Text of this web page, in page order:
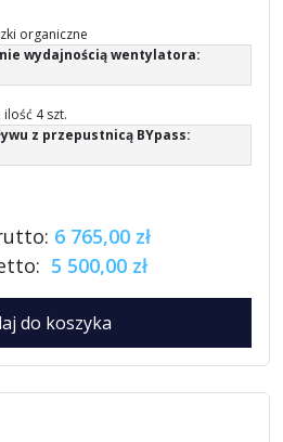
organiczne
wydajnością wentylatora:
ilość 4 szt.
z przepustnicą BYpass:
6 765,00 zł
5 500,00 zł
do koszyka